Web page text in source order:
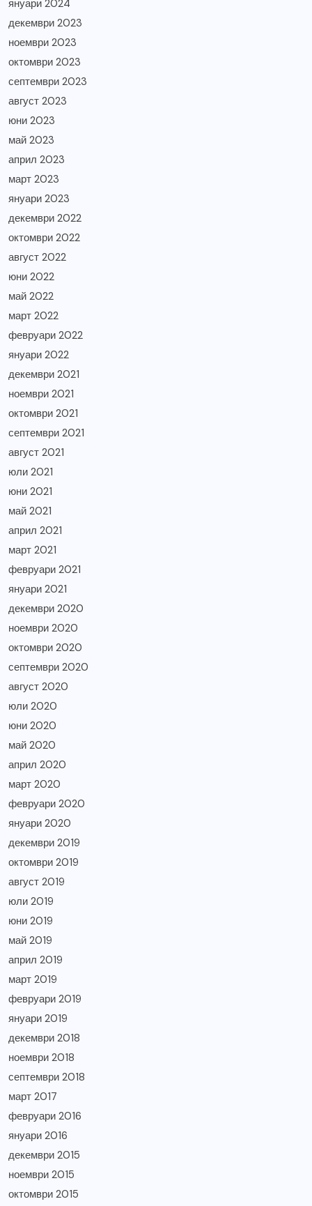
януари 2024
декември 2023
ноември 2023
октомври 2023
септември 2023
август 2023
юни 2023
май 2023
април 2023
март 2023
януари 2023
декември 2022
октомври 2022
август 2022
юни 2022
май 2022
март 2022
февруари 2022
януари 2022
декември 2021
ноември 2021
октомври 2021
септември 2021
август 2021
юли 2021
юни 2021
май 2021
април 2021
март 2021
февруари 2021
януари 2021
декември 2020
ноември 2020
октомври 2020
септември 2020
август 2020
юли 2020
юни 2020
май 2020
април 2020
март 2020
февруари 2020
януари 2020
декември 2019
октомври 2019
август 2019
юли 2019
юни 2019
май 2019
април 2019
март 2019
февруари 2019
януари 2019
декември 2018
ноември 2018
септември 2018
март 2017
февруари 2016
януари 2016
декември 2015
ноември 2015
октомври 2015